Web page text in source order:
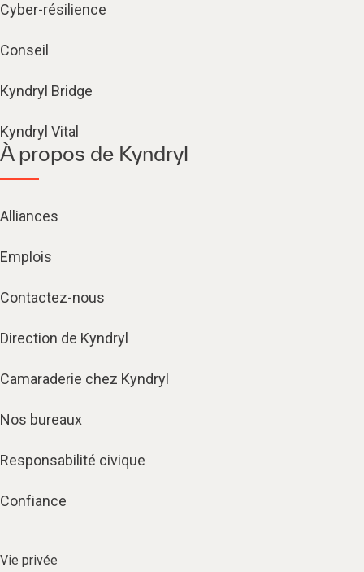
Cyber-résilience
Conseil
Kyndryl Bridge
Kyndryl Vital
À propos de Kyndryl
Alliances
Emplois
Contactez-nous
Direction de Kyndryl
Camaraderie chez Kyndryl
Nos bureaux
Responsabilité civique
Confiance
Vie privée​